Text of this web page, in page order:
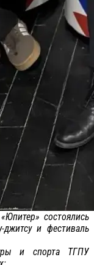
состоялись
и фестиваль
и спорта ТГПУ